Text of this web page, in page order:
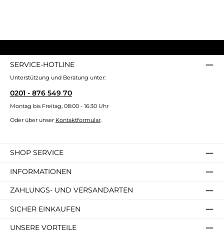
SERVICE-HOTLINE
Unterstützung und Beratung unter:
0201 - 876 549 70
Montag bis Freitag, 08:00 - 16:30 Uhr
Oder über unser Kontaktformular.
SHOP SERVICE
INFORMATIONEN
ZAHLUNGS- UND VERSANDARTEN
SICHER EINKAUFEN
UNSERE VORTEILE